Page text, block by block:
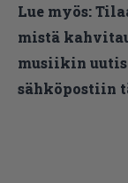
Lue myös:
mistä
musiikin
sähköpostiin